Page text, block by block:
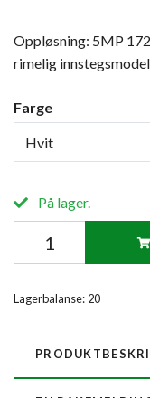
Oppløsning: 5MP
rimelig
Farge
Hvit
På lager.
Lagerbalanse: 20